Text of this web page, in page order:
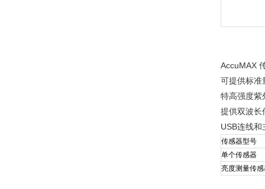
AccuMAX
可提供标准
特高强度紫
提供双波长
USB连线
传感器型号
单个传感器
亮度测量传感